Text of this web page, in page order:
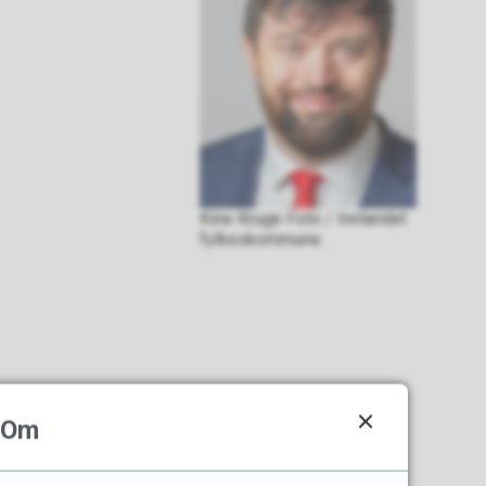
Kine Kruge Foto / Innlandet
fylkeskommune
Om